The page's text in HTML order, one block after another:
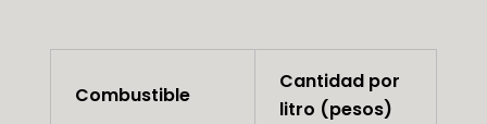
Combustible
Cantidad por
litro (pesos)